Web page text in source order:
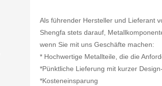
Als führender Hersteller und Lieferant
Shengfa stets darauf,
wenn Sie mit uns Geschäfte machen:
* Hochwertige Metallteile, die die
*Pünktliche Lieferung mit kurzer
*Kosteneinsparung